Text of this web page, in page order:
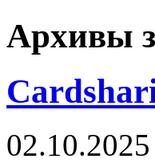
Архивы
02.10.2025